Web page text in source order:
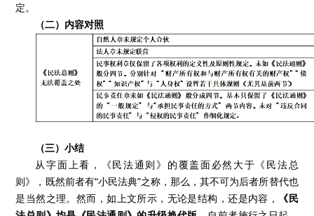
定。
（二）内容对照
（三）小结
从字面上看，《民法通则》的覆盖面必然大于《民法总
则》，既然前者有“小民法典”之称，那么，其不可为后者所替代也
是当然之理。然而，如上文所示，无论是结构，还是内容，
《民